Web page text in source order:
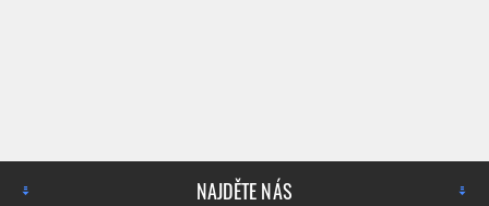
NAJDĚTE NÁS